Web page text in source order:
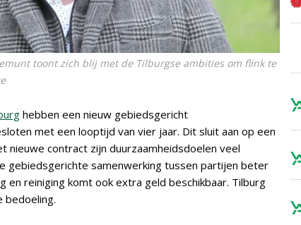
toont zich blij met de Tilburgse ambities om flink te
hebben een nieuw gebiedsgericht
met een looptijd van vier jaar. Dit sluit aan op een
nieuwe contract zijn duurzaamheidsdoelen veel
gebiedsgerichte samenwerking tussen partijen beter
en reiniging komt ook extra geld beschikbaar. Tilburg
bedoeling.